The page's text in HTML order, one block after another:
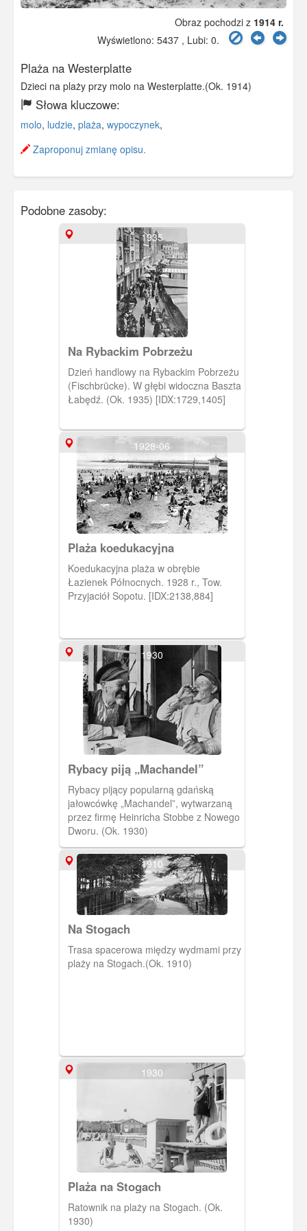
Obraz pochodzi z 1914 r.
Wyświetlono: 5437 , Lubi: 0.
Plaża na Westerplatte
Dzieci na plaży przy molo na Westerplatte.(Ok. 1914)
Słowa kluczowe:
molo, ludzie, plaża, wypoczynek,
Zaproponuj zmianę opisu.
Podobne zasoby:
1935
Na Rybackim Pobrzeżu
Dzień handlowy na Rybackim Pobrzeżu
(Fischbrücke). W głębi widoczna Baszta
Łabędź. (Ok. 1935) [IDX:1729,1405]
1928-06
Plaża koedukacyjna
Koedukacyjna plaża w obrębie
Łazienek Północnych. 1928 r., Tow.
Przyjaciół Sopotu. [IDX:2138,884]
1930
Rybacy piją „Machandel”
Rybacy pijący popularną gdańską
jałowcówkę „Machandel”, wytwarzaną
przez firmę Heinricha Stobbe z Nowego
Dworu. (Ok. 1930)
1910
Na Stogach
Trasa spacerowa między wydmami przy
plaży na Stogach.(Ok. 1910)
1930
Plaża na Stogach
Ratownik na plaży na Stogach. (Ok.
1930)